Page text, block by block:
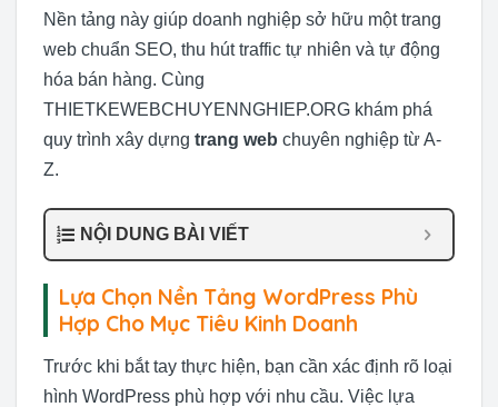
Nền tảng này giúp doanh nghiệp sở hữu một trang
web chuẩn SEO, thu hút traffic tự nhiên và tự động
hóa bán hàng. Cùng
THIETKEWEBCHUYENNGHIEP.ORG khám phá
quy trình xây dựng trang web chuyên nghiệp từ A-
Z.
NỘI DUNG BÀI VIẾT
Lựa Chọn Nền Tảng WordPress Phù
Hợp Cho Mục Tiêu Kinh Doanh
Trước khi bắt tay thực hiện, bạn cần xác định rõ loại
hình WordPress phù hợp với nhu cầu. Việc lựa